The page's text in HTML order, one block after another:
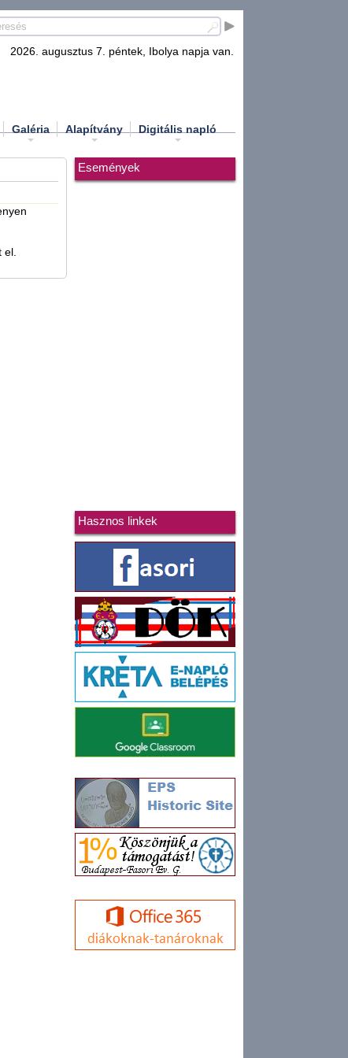
2026. augusztus 7. péntek, Ibolya napja van.
Galéria Alapítvány Digitális napló
el.
Események
Hasznos linkek